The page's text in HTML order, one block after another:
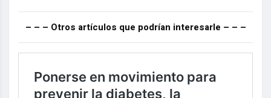
– – – Otros artículos que podrían interesarle – – –